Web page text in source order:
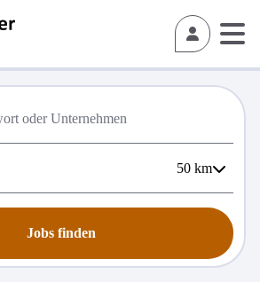
50 km
Jobs finden